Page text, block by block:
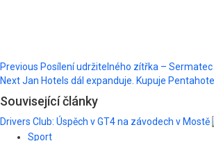
Post
navigation
Previous Posílení udržitelného zítřka –
NextJan Hotels dál expanduje. Kupuje
Související články
Drivers Club: Úspěch v GT4 na závodech v Mostě
Sport